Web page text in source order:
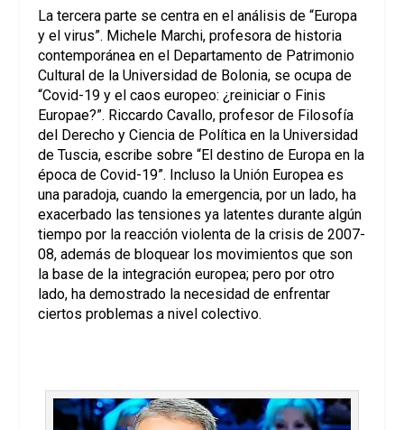
La tercera parte se centra en el análisis de “Europa
y el virus”. Michele Marchi, profesora de historia
contemporánea en el Departamento de Patrimonio
Cultural de la Universidad de Bolonia, se ocupa de
“Covid-19 y el caos europeo: ¿reiniciar o Finis
Europae?”. Riccardo Cavallo, profesor de Filosofía
del Derecho y Ciencia de Política en la Universidad
de Tuscia, escribe sobre “El destino de Europa en la
época de Covid-19”. Incluso la Unión Europea es
una paradoja, cuando la emergencia, por un lado, ha
exacerbado las tensiones ya latentes durante algún
tiempo por la reacción violenta de la crisis de 2007-
08, además de bloquear los movimientos que son
la base de la integración europea; pero por otro
lado, ha demostrado la necesidad de enfrentar
ciertos problemas a nivel colectivo.